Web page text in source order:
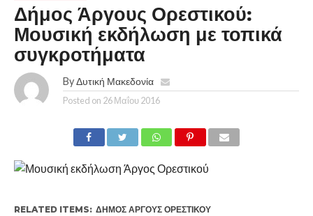
Δήμος Άργους Ορεστικού:
Μουσική εκδήλωση με τοπικά
συγκροτήματα
By Δυτική Μακεδονία
Posted on 26 Μαΐου 2016
RELATED ITEMS: ΔΉΜΟΣ ΆΡΓΟΥΣ ΟΡΕΣΤΙΚΟΎ